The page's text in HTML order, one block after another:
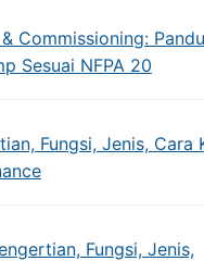
Commissioning:
Sesuai NFPA 20
Fungsi, Jenis, Cara
Fungsi, Jenis,